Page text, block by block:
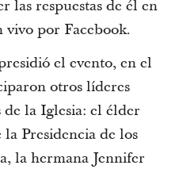
las respuestas de él en
vivo por Facebook.
el evento, en el
otros líderes
de la Iglesia: el élder
Presidencia de los
la hermana Jennifer